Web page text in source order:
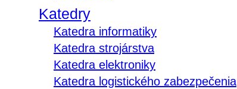
Katedry
Katedra informatiky
Katedra strojárstva
Katedra elektroniky
Katedra logistického zabezpečenia